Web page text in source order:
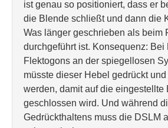
ist genau so positioniert, dass er
die Blende schließt und dann die
Was länger geschrieben als beim
durchgeführt ist. Konsequenz: Bei
Flektogons an der spiegellosen
müsste dieser Hebel gedrückt
werden, damit auf die eingestellte
geschlossen wird. Und während
Gedrückthaltens muss die DSLM